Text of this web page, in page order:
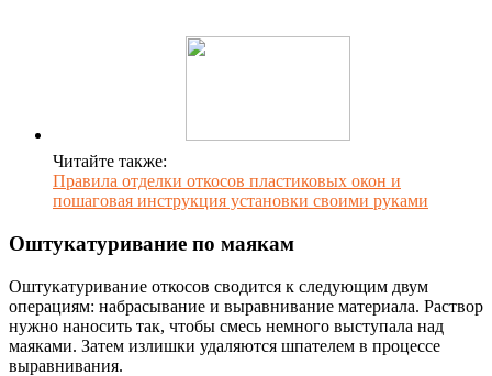
Читайте также:
Правила отделки откосов пластиковых окон и
пошаговая инструкция установки своими руками
Оштукатуривание по маякам
Оштукатуривание откосов сводится к следующим двум
операциям: набрасывание и выравнивание материала. Раствор
нужно наносить так, чтобы смесь немного выступала над
маяками. Затем излишки удаляются шпателем в процессе
выравнивания.